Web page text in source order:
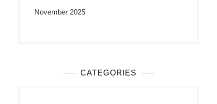
November 2025
CATEGORIES